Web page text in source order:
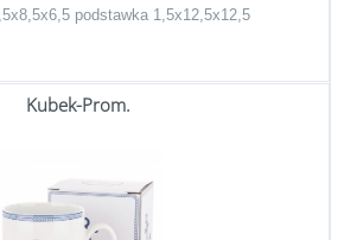
podstawka 1,5x12,5x12,5
Kubek-Prom.